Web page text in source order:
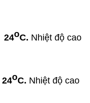
24oC. Nhiệt độ cao
24oC. Nhiệt độ cao